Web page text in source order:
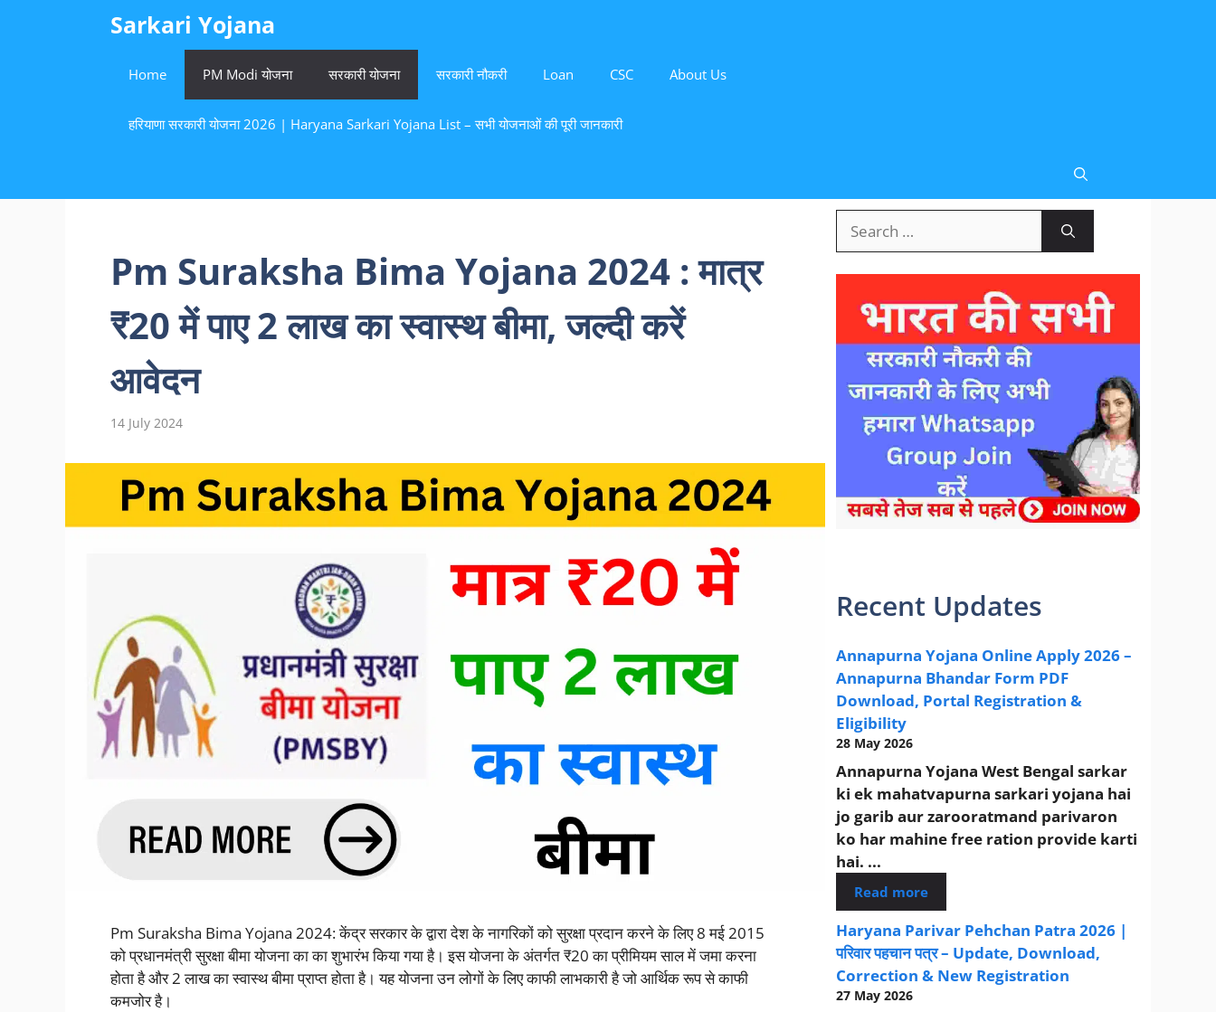
Sarkari Yojana
Home PM Modi योजना सरकारी योजना सरकारी नौकरी Loan CSC About Us
हरियाणा सरकारी योजना 2026 | Haryana Sarkari Yojana List – सभी योजनाओं की पूरी जानकारी
Pm Suraksha Bima Yojana 2024 : मात्र
₹20 में पाए 2 लाख का स्वास्थ बीमा, जल्दी करें
आवेदन
14 July 2024
Pm Suraksha Bima Yojana 2024: केंद्र सरकार के द्वारा देश के नागरिकों को सुरक्षा प्रदान करने के लिए 8 मई 2015
को प्रधानमंत्री सुरक्षा बीमा योजना का का शुभारंभ किया गया है। इस योजना के अंतर्गत ₹20 का प्रीमियम साल में जमा करना
होता है और 2 लाख का स्वास्थ बीमा प्राप्त होता है। यह योजना उन लोगों के लिए काफी लाभकारी है जो आर्थिक रूप से काफी
कमजोर है।
for:
Recent Updates
Annapurna Yojana Online Apply 2026 –
Annapurna Bhandar Form PDF
Download, Portal Registration &
Eligibility
28 May 2026
Annapurna Yojana West Bengal sarkar
ki ek mahatvapurna sarkari yojana hai
jo garib aur zarooratmand parivaron
ko har mahine free ration provide karti
hai. ...
Read more
Haryana Parivar Pehchan Patra 2026 |
परिवार पहचान पत्र – Update, Download,
Correction & New Registration
27 May 2026